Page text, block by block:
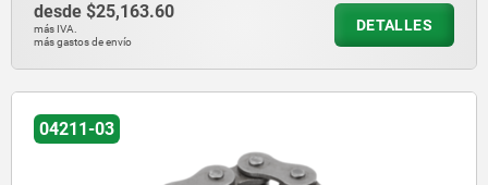
desde $25,163.60
más IVA.
más gastos de envío
DETALLES
04211-03